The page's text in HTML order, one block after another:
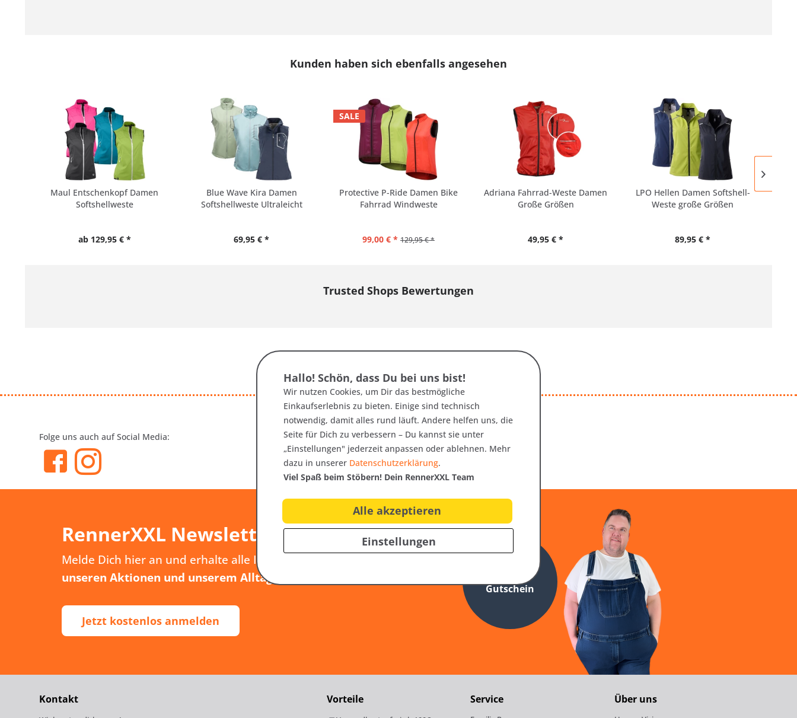
Kunden haben sich ebenfalls angesehen
Maul Entschenkopf Damen
Softshellweste
ab 129,95 € *
Blue Wave Kira Damen
Softshellweste Ultraleicht
69,95 € *
SALE
Protective P-Ride Damen Bike
Fahrrad Windweste
99,00 € * 129,95 € *
Adriana Fahrrad-Weste Damen
Große Größen
49,95 € *
LPO Hellen Damen Softshell-
Weste große Größen
89,95 € *
Trusted Shops Bewertungen
Das sagen unsere Kunden über uns:
Folge uns auch auf Social Media:
RennerXXL Newsletter
Melde Dich hier an und erhalte alle Infos zu neuen Produkten,
unseren Aktionen und unserem Alltag
Jetzt kostenlos anmelden
Gutschein
Kontakt Vorteile Service Über uns
Hallo! Schön, dass Du bei uns bist!
Wir nutzen Cookies, um Dir das bestmögliche
Einkaufserlebnis zu bieten. Einige sind technisch
notwendig, damit alles rund läuft. Andere helfen uns, die
Seite für Dich zu verbessern – Du kannst sie unter
„Einstellungen" jederzeit anpassen oder ablehnen. Mehr
dazu in unserer Datenschutzerklärung.
Viel Spaß beim Stöbern! Dein RennerXXL Team
Alle akzeptieren
Einstellungen